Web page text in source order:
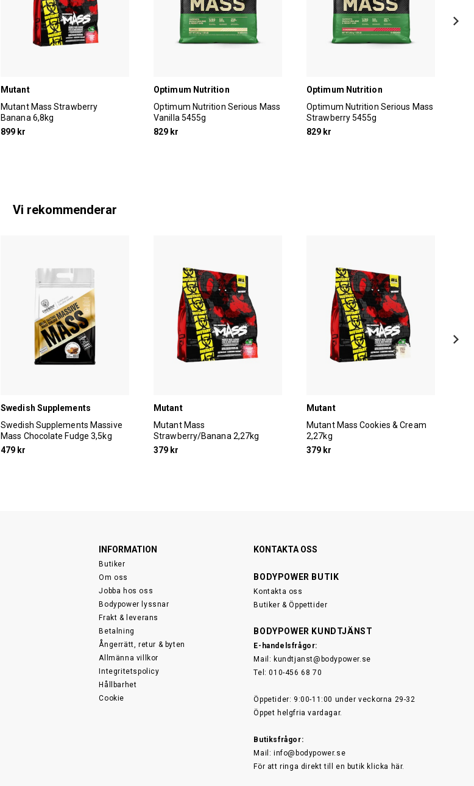
Mutant
Mutant Mass Strawberry
Banana 6,8kg
899 kr
Optimum Nutrition
Optimum Nutrition Serious Mass
Vanilla 5455g
829 kr
Optimum Nutrition
Optimum Nutrition Serious Mass
Strawberry 5455g
829 kr
Vi rekommenderar
Swedish Supplements
Swedish Supplements Massive
Mass Chocolate Fudge 3,5kg
479 kr
Mutant
Mutant Mass
Strawberry/Banana 2,27kg
379 kr
Mutant
Mutant Mass Cookies & Cream
2,27kg
379 kr
INFORMATION
Butiker
Om oss
Jobba hos oss
Bodypower lyssnar
Frakt & leverans
Betalning
Ångerrätt, retur & byten
Allmänna villkor
Integritetspolicy
Hållbarhet
Cookie
KONTAKTA OSS
BODYPOWER BUTIK
Kontakta oss
Butiker & Öppettider
BODYPOWER KUNDTJÄNST
E-handelsfrågor:
Mail: kundtjanst@bodypower.se
Tel: 010-456 68 70
Öppetider: 9:00-11:00 under veckorna 29-32
Öppet helgfria vardagar.
Butiksfrågor:
Mail:info@bodypower.se
För att ringa direkt till en butik klicka här.